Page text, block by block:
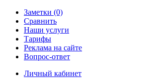
Заметки (0)
Сравнить
Наши услуги
Тарифы
Реклама на сайте
Вопрос-ответ
Личный кабинет